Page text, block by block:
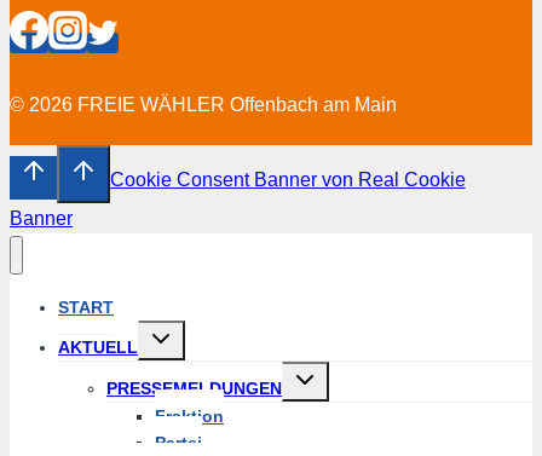
© 2026 FREIE WÄHLER Offenbach am Main
Cookie Consent Banner von Real Cookie
Banner
START
AKTUELL
Untermenü
PRESSEMELDUNGEN
Untermenü
Fraktion
Partei